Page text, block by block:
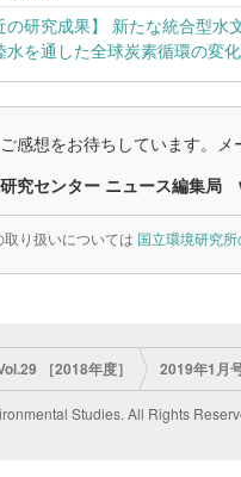
の研究成果】 新たな統合型
水を通した全球炭素循環の変
感想をお待ちしています。
究センター ニュース編集局
り扱いについては 国立環境研究
［2018年度］ 2019年1月
Studies. All Rights